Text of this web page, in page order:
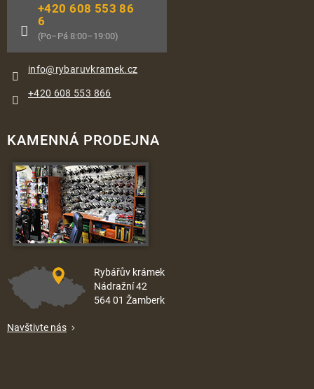
info@rybaruvkramek.cz
+420 608 553 86
6
(Po–Pá 8:00–19:00)
+420 608 553 866
KAMENNÁ PRODEJNA
Rybářův krámek
Nádražní 42
564 01 Žamberk
Navštivte nás